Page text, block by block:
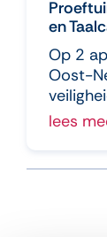
en
Op 2
Oost-
lees